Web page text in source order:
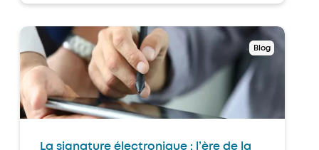
différents aspects de la gestion RH tels que
la planificatio…
Blog
La signature électronique : l’ère de la